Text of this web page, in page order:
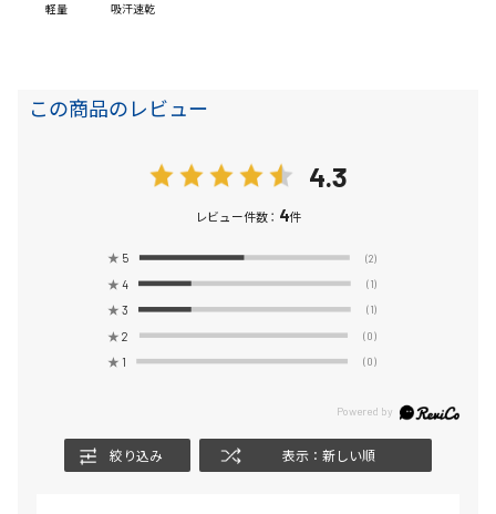
軽量 吸汗速乾
この商品のレビュー
4.3
レビュー件数： 4件
★ 5 (2)
★ 4 (1)
★ 3 (1)
★ 2 (0)
★ 1 (0)
絞り込み 表示：新しい順